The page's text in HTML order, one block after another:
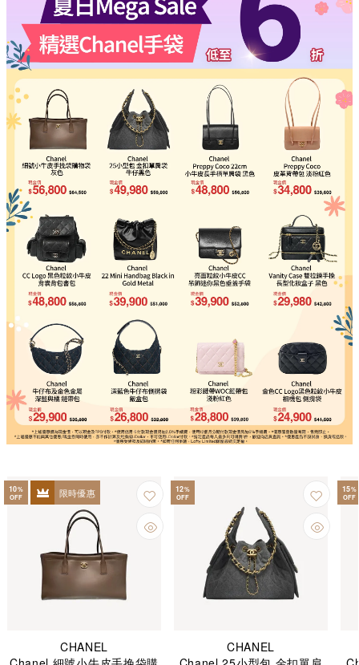
10%
OFF
限時優惠
CHANEL
12%
OFF
CHANEL
15%
OFF